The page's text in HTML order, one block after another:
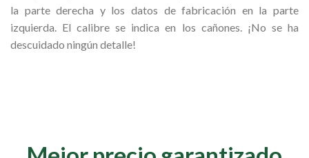
la parte derecha y los datos de fabricación en la parte
izquierda. El calibre se indica en los cañones. ¡No se ha
descuidado ningún detalle!